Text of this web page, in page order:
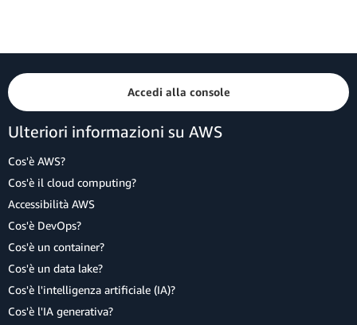
Accedi alla console
Ulteriori informazioni su AWS
Cos'è AWS?
Cos'è il cloud computing?
Accessibilità AWS
Cos'è DevOps?
Cos'è un container?
Cos'è un data lake?
Cos'è l'intelligenza artificiale (IA)?
Cos'è l'IA generativa?